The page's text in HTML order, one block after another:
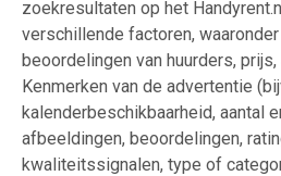
zoekresultaten op het
verschillende factoren,
beoordelingen van huurders,
Kenmerken van de advertentie
kalenderbeschikbaarheid, aantal
afbeeldingen, beoordelingen,
kwaliteitssignalen, type of